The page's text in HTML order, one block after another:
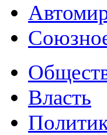
Власть